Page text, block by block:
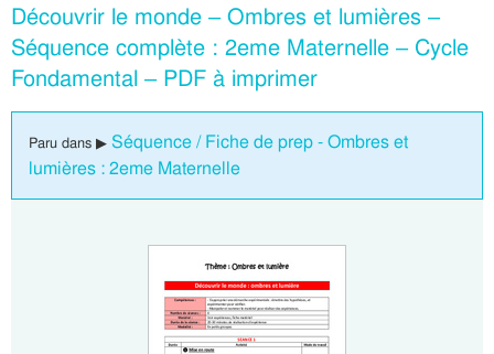
Découvrir le monde – Ombres et lumières –
Séquence complète : 2eme Maternelle – Cycle
Fondamental – PDF à imprimer
Paru dans ▶ Séquence / Fiche de prep - Ombres et
lumières : 2eme Maternelle